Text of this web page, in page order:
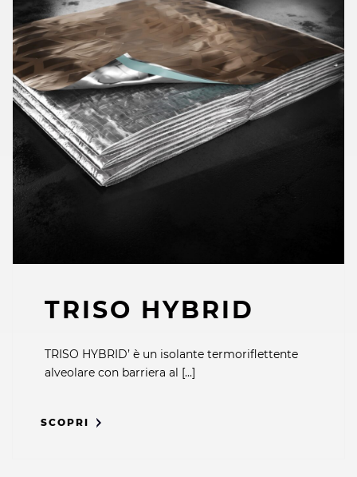
TRISO HYBRID
TRISO HYBRID’ è un isolante termoriflettente
alveolare con barriera al [...]
SCOPRI